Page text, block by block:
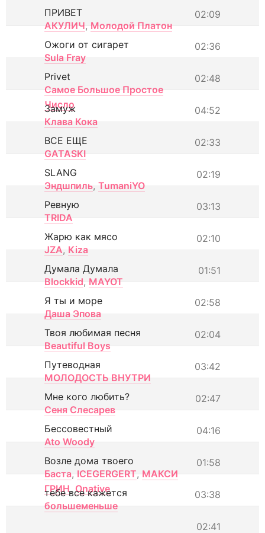
02:09
ПРИВЕТ
АКУЛИЧ, Молодой Платон
02:36
Ожоги от сигарет
Sula Fray
02:48
Privet
Самое Большое Простое
Число
04:52
Замуж
Клава Кока
02:33
ВСЕ ЕЩЕ
GATASKI
02:19
SLANG
Эндшпиль, TumaniYO
03:13
Ревную
TRIDA
02:10
Жарю как мясо
JZA, Kiza
01:51
Думала Думала
Blockkid, MAYOT
02:58
Я ты и море
Даша Эпова
02:04
Твоя любимая песня
Beautiful Boys
03:42
Путеводная
МОЛОДОСТЬ ВНУТРИ
02:47
Мне кого любить?
Сеня Слесарев
04:16
Бессовестный
Ato Woody
01:58
Возле дома твоего
Баста, ICEGERGERT, МАКСИ
ГРИН, Onative 03:38
тебе все кажется
большеменьше
02:41